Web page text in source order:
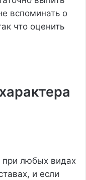
вспоминать о
что оценить
при любых видах
и если